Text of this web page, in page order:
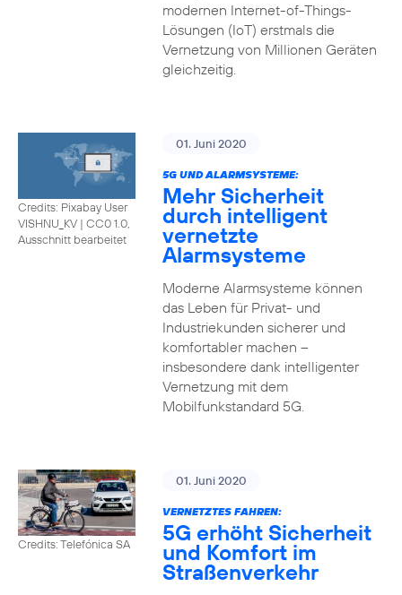
modernen Internet-of-Things-
Lösungen (IoT) erstmals die
Vernetzung von Millionen Geräten
gleichzeitig.
Credits: Pixabay User
VISHNU_KV | CC0 1.0,
Ausschnitt bearbeitet
01. Juni 2020
5G UND ALARMSYSTEME:
Mehr Sicherheit
durch intelligent
vernetzte
Alarmsysteme
Moderne Alarmsysteme können
das Leben für Privat- und
Industriekunden sicherer und
komfortabler machen –
insbesondere dank intelligenter
Vernetzung mit dem
Mobilfunkstandard 5G.
Credits: Telefónica SA
01. Juni 2020
VERNETZTES FAHREN:
5G erhöht Sicherheit
und Komfort im
Straßenverkehr